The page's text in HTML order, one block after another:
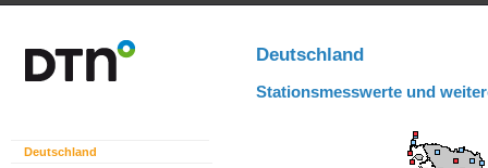
Deutschland
Deutschland
Stationsmesswerte und